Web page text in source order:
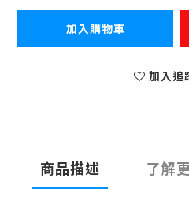
加入購物車
加入追
商品描述 了解